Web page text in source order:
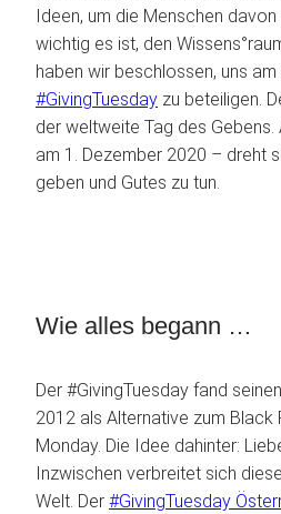
Ideen, um die Menschen
wichtig es ist, den
haben wir beschlossen, uns
#GivingTuesday zu beteiligen.
der weltweite Tag des Gebens.
am 1. Dezember 2020 – dreht
geben und Gutes zu tun.
Wie alles begann …
Der #GivingTuesday fand
2012 als Alternative zum Black
Monday. Die Idee dahinter:
Inzwischen verbreitet sich
Welt. Der #GivingTuesday